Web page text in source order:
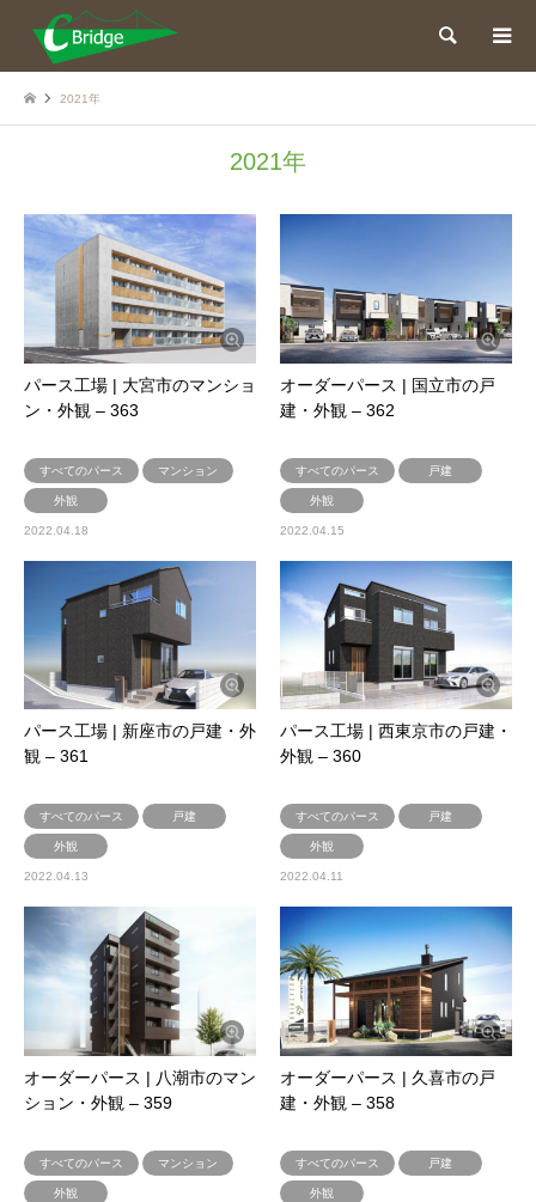
検索
2021年
2021年
パース工場 | 大宮市のマンショ
ン・外観 – 363
すべてのパース マンション
外観
2022.04.18
オーダーパース | 国立市の戸
建・外観 – 362
すべてのパース 戸建
外観
2022.04.15
パース工場 | 新座市の戸建・外
観 – 361
すべてのパース 戸建
外観
2022.04.13
パース工場 | 西東京市の戸建・
外観 – 360
すべてのパース 戸建
外観
2022.04.11
オーダーパース | 八潮市のマン
ション・外観 – 359
すべてのパース マンション
外観
オーダーパース | 久喜市の戸
建・外観 – 358
すべてのパース 戸建
外観